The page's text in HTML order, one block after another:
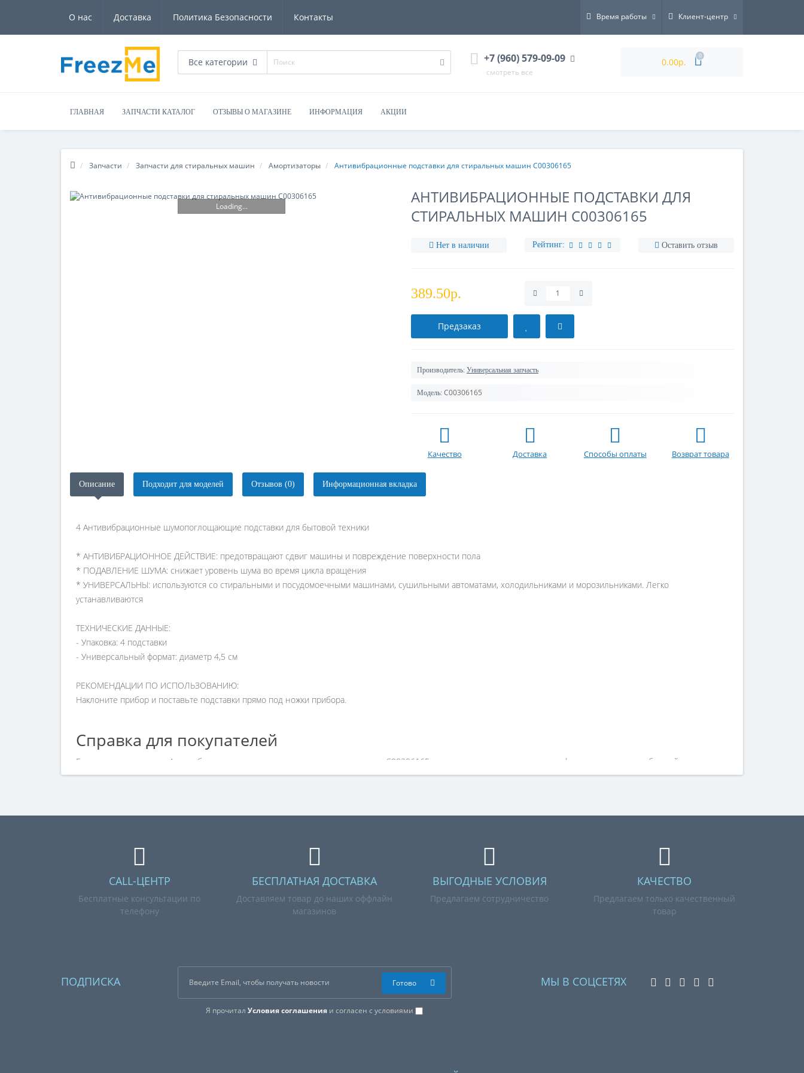
О нас Доставка Политика Безопасности Контакты Время работы Клиент-центр
Все категории +7 (960) 579-09-09
смотреть все
0.00р.
0
ГЛАВНАЯ ЗАПЧАСТИ КАТАЛОГ ОТЗЫВЫ О МАГАЗИНЕ ИНФОРМАЦИЯ АКЦИИ
Запчасти Запчасти для стиральных машин Амортизаторы Антивибрационные подставки для стиральных машин C00306165
Loading...
АНТИВИБРАЦИОННЫЕ ПОДСТАВКИ ДЛЯ
СТИРАЛЬНЫХ МАШИН C00306165
Нет в наличии Рейтинг: Оставить отзыв
389.50р.
Предзаказ
Производитель: Универсальная запчасть
Модель: C00306165
Качество Доставка Способы оплаты Возврат товара
Описание Подходит для моделей Отзывов (0) Информационная вкладка
4 Антивибрационные шумопоглощающие подставки для бытовой техники
* АНТИВИБРАЦИОННОЕ ДЕЙСТВИЕ: предотвращают сдвиг машины и повреждение поверхности пола
* ПОДАВЛЕНИЕ ШУМА: снижает уровень шума во время цикла вращения
* УНИВЕРСАЛЬНЫ: используются со стиральными и посудомоечными машинами, сушильными автоматами, холодильниками и морозильниками. Легко
устанавливаются
ТЕХНИЧЕСКИЕ ДАННЫЕ:
- Упаковка: 4 подставки
- Универсальный формат: диаметр 4,5 см
РЕКОМЕНДАЦИИ ПО ИСПОЛЬЗОВАНИЮ:
Наклоните прибор и поставьте подставки прямо под ножки прибора.
Справка для покупателей
Если вы хотите купить «Антивибрационные подставки для стиральных машин C00306165», но у вас возникли сложности соформлением заказа, обращайтесь к
нашим менеджерам по номеру телефона +7 (960) 579-09-09.
CALL-ЦЕНТР
Бесплатные консультации по
телефону
БЕСПЛАТНАЯ ДОСТАВКА
Доставляем товар до наших оффлайн
магазинов
ВЫГОДНЫЕ УСЛОВИЯ
Предлагаем сотрудничество
КАЧЕСТВО
Предлагаем только качественный
товар
ПОДПИСКА
Я прочиталУсловия соглашения и согласен с условиями
Готово МЫ В СОЦСЕТЯХ